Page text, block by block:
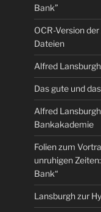
Bank”
OCR-Version
Dateien
Alfred
Das gute und
Alfred
Bankakademie
Folien zum
unruhigen
Bank“
Lansburgh zur